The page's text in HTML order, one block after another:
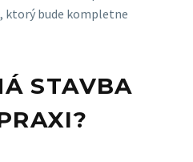
ktorý bude kompletne
STAVBA